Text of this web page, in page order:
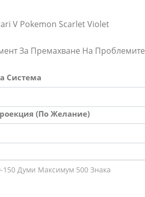
V Pokemon Scarlet Violet
За Премахване На Проблемите
Система
(По Желание)